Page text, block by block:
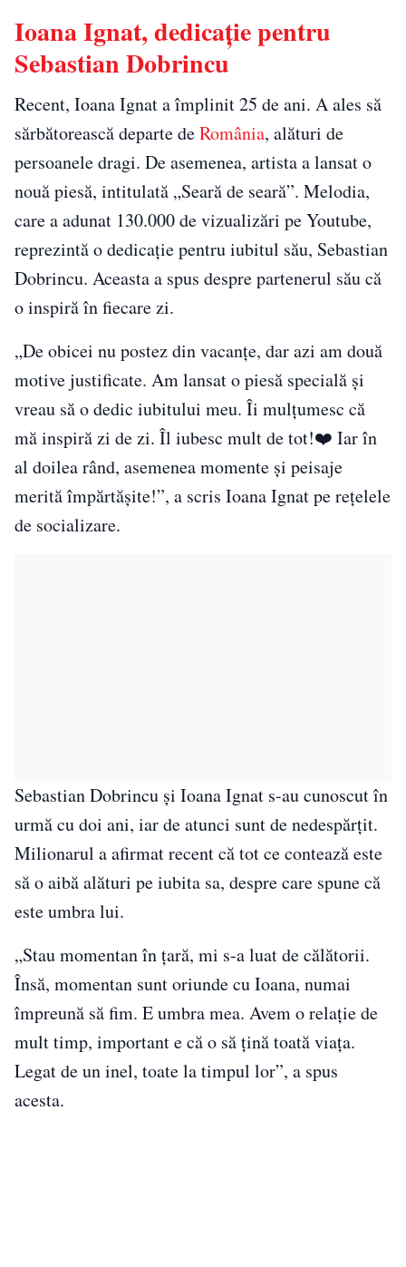
Ioana Ignat, dedicație pentru
Sebastian Dobrincu
Recent, Ioana Ignat a împlinit 25 de ani. A ales să
sărbătorească departe deRomânia, alături de
persoanele dragi. De asemenea, artista a lansat o
nouă piesă, intitulată „Seară de seară”. Melodia,
care a adunat 130.000 de vizualizări pe Youtube,
reprezintă o dedicație pentru iubitul său, Sebastian
Dobrincu. Aceasta a spus despre partenerul său că
o inspiră în fiecare zi.
„De obicei nu postez din vacanțe, dar azi am două
motive justificate. Am lansat o piesă specială și
vreau să o dedic iubitului meu. Îi mulțumesc că
mă inspiră zi de zi. Îl iubesc mult de tot!❤️‍ Iar în
al doilea rând, asemenea momente și peisaje
merită împărtășite!”, a scris Ioana Ignat pe rețelele
de socializare.
Sebastian Dobrincu și Ioana Ignat s-au cunoscut în
urmă cu doi ani, iar de atunci sunt de nedespărțit.
Milionarul a afirmat recent că tot ce contează este
să o aibă alături pe iubita sa, despre care spune că
este umbra lui.
„Stau momentan în țară, mi s-a luat de călătorii.
Însă, momentan sunt oriunde cu Ioana, numai
împreună să fim. E umbra mea. Avem o relație de
mult timp, important e că o să țină toată viața.
Legat de un inel, toate la timpul lor”, a spus
acesta.